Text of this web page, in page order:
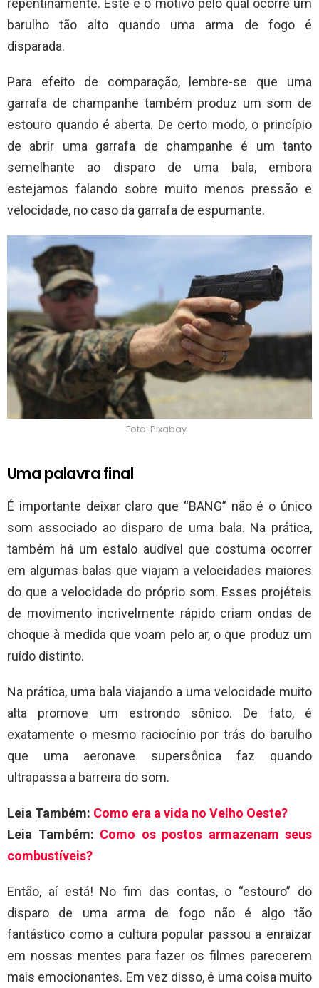
repentinamente. Este é o motivo pelo qual ocorre um
barulho tão alto quando uma arma de fogo é
disparada.
Para efeito de comparação, lembre-se que uma
garrafa de champanhe também produz um som de
estouro quando é aberta. De certo modo, o princípio
de abrir uma garrafa de champanhe é um tanto
semelhante ao disparo de uma bala, embora
estejamos falando sobre muito menos pressão e
velocidade, no caso da garrafa de espumante.
Foto: Pixabay
Uma palavra final
É importante deixar claro que “BANG” não é o único
som associado ao disparo de uma bala. Na prática,
também há um estalo audível que costuma ocorrer
em algumas balas que viajam a velocidades maiores
do que a velocidade do próprio som. Esses projéteis
de movimento incrivelmente rápido criam ondas de
choque à medida que voam pelo ar, o que produz um
ruído distinto.
Na prática, uma bala viajando a uma velocidade muito
alta promove um estrondo sônico. De fato, é
exatamente o mesmo raciocínio por trás do barulho
que uma aeronave supersônica faz quando
ultrapassa a barreira do som.
Leia Também: Como era a vida no Velho Oeste?
Leia Também: Como os postos armazenam seus
combustíveis?
Então, aí está! No fim das contas, o “estouro” do
disparo de uma arma de fogo não é algo tão
fantástico como a cultura popular passou a enraizar
em nossas mentes para fazer os filmes parecerem
mais emocionantes. Em vez disso, é uma coisa muito